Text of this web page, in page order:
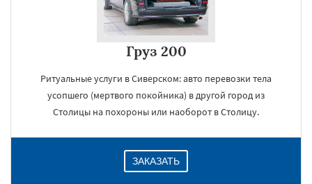
Груз 200
Ритуальные услуги в Сиверском: авто перевозки тела
усопшего (мертвого покойника) в другой город из
Столицы на похороны или наоборот в Столицу.
ЗАКАЗАТЬ